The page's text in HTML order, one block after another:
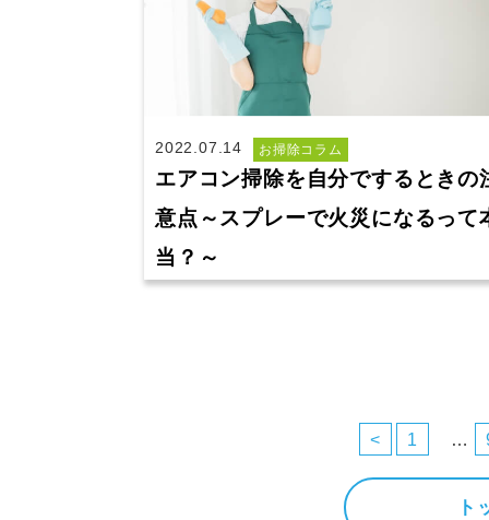
2022.07.14 お掃除コラム
エアコン掃除を自分でするときの
意点～スプレーで火災になるって
当？～
< 1 …
ト